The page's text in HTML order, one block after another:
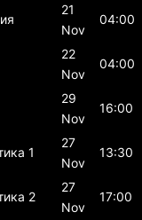
21
Nov
04:00
22
Nov
04:00
29
Nov
16:00
1
27
Nov
13:30
2
27
Nov
17:00